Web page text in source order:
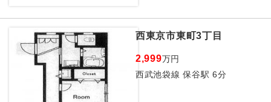
西東京市東町3丁目
2,999万円
西武池袋線 保谷駅 6分